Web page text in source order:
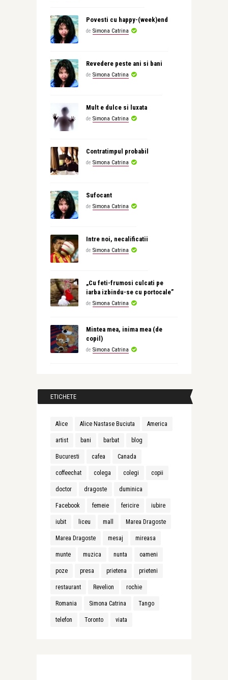
Povesti cu happy-(week)end
de Simona Catrina
Revedere peste ani si bani
de Simona Catrina
Mult e dulce si luxata
de Simona Catrina
Contratimpul probabil
de Simona Catrina
Sufocant
de Simona Catrina
Intre noi, necalificatii
de Simona Catrina
„Cu feti-frumosi culcati pe
iarba izbindu-se cu portocale”
de Simona Catrina
Mintea mea, inima mea (de
copil)
de Simona Catrina
ETICHETE
Alice Alice Nastase Buciuta America
artist bani barbat blog
Bucuresti cafea Canada
coffeechat colega colegi copii
doctor dragoste duminica
Facebook femeie fericire iubire
iubit liceu mall Marea Dragoste
Marea Dragoste mesaj mireasa
munte muzica nunta oameni
poze presa prietena prieteni
restaurant Revelion rochie
Romania Simona Catrina Tango
telefon Toronto viata